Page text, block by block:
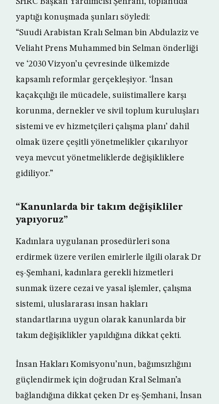
yaptığı konuşmada şunları söyledi:
“Suudi Arabistan Kralı Selman bin Abdulaziz ve
Veliaht Prens Muhammed bin Selman önderliği
ve ‘2030 Vizyon’u çevresinde ülkemizde
kapsamlı reformlar gerçekleşiyor. ‘İnsan
kaçakçılığı ile mücadele, suiistimallere karşı
korunma, dernekler ve sivil toplum kuruluşları
sistemi ve ev hizmetçileri çalışma planı’ dahil
olmak üzere çeşitli yönetmelikler çıkarılıyor
veya mevcut yönetmeliklerde değişikliklere
gidiliyor.”
“Kanunlarda bir takım değişikliler
yapıyoruz”
Kadınlara uygulanan prosedürleri sona
erdirmek üzere verilen emirlerle ilgili olarak Dr
eş-Şemhani, kadınlara gerekli hizmetleri
sunmak üzere cezai ve yasal işlemler, çalışma
sistemi, uluslararası insan hakları
standartlarına uygun olarak kanunlarda bir
takım değişiklikler yapıldığına dikkat çekti.
İnsan Hakları Komisyonu’nun, bağımsızlığını
güçlendirmek için doğrudan Kral Selman’a
bağlandığına dikkat çeken Dr eş-Şemhani, İnsan